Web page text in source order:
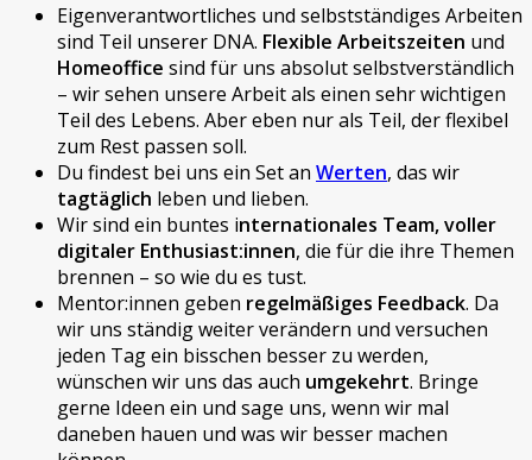
Eigenverantwortliches und selbstständiges Arbeiten
sind Teil unserer DNA. Flexible Arbeitszeiten und
Homeoffice sind für uns absolut selbstverständlich
– wir sehen unsere Arbeit als einen sehr wichtigen
Teil des Lebens. Aber eben nur als Teil, der flexibel
zum Rest passen soll.
Du findest bei uns ein Set an Werten, das wir
tagtäglich leben und lieben.
Wir sind ein buntes internationales Team, voller
digitaler Enthusiast:innen, die für die ihre Themen
brennen – so wie du es tust.
Mentor:innen geben regelmäßiges Feedback. Da
wir uns ständig weiter verändern und versuchen
jeden Tag ein bisschen besser zu werden,
wünschen wir uns das auch umgekehrt. Bringe
gerne Ideen ein und sage uns, wenn wir mal
daneben hauen und was wir besser machen